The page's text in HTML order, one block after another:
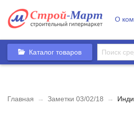
О
Каталог товаров
Главная → Заметки 03/02/18 →